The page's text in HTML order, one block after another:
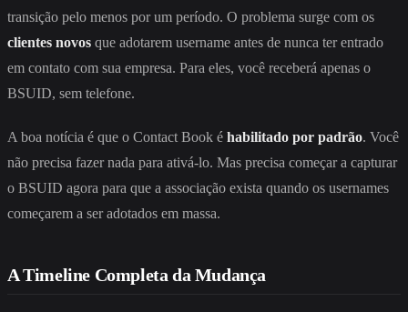
transição pelo menos por um período. O problema surge com os
clientes novos que adotarem username antes de nunca ter entrado
em contato com sua empresa. Para eles, você receberá apenas o
BSUID, sem telefone.
A boa notícia é que o Contact Book é habilitado por padrão. Você
não precisa fazer nada para ativá-lo. Mas precisa começar a capturar
o BSUID agora para que a associação exista quando os usernames
começarem a ser adotados em massa.
A Timeline Completa da Mudança